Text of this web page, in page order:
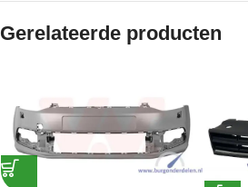
Gerelateerde producten